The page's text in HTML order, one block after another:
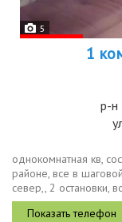
5
1
р-н
однокомнатная кв,
районе, все в
север,, 2 остановки,
можно в 20 числах